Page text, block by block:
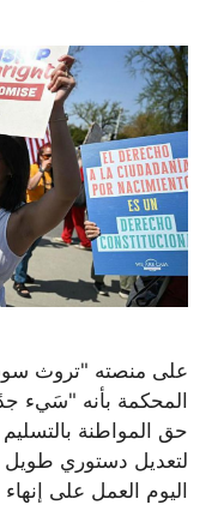
على منصته "تروث
المحكمة بأنه "سَيء
حق المواطنة
لتعديل دستوري طويل
اليوم العمل على